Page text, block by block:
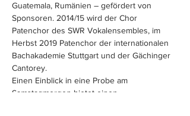
Guatemala, Rumänien – gefördert von
Sponsoren. 2014/15 wird der Chor
Patenchor des SWR Vokalensembles, im
Herbst 2019 Patenchor der internationalen
Bachakademie Stuttgart und der Gächinger
Cantorey.
Einen Einblick in eine Probe am
Samstagmorgen bietet einen…